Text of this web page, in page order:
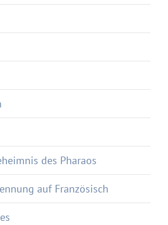
des Pharaos
auf Französisch